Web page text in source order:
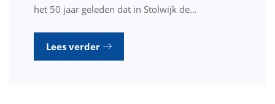
het 50 jaar geleden dat in Stolwijk de…
Lees verder